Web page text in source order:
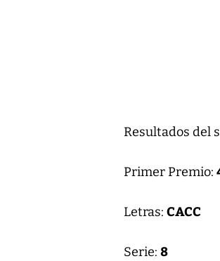
Resultados del
Primer Premio:
Letras: CACC
Serie: 8